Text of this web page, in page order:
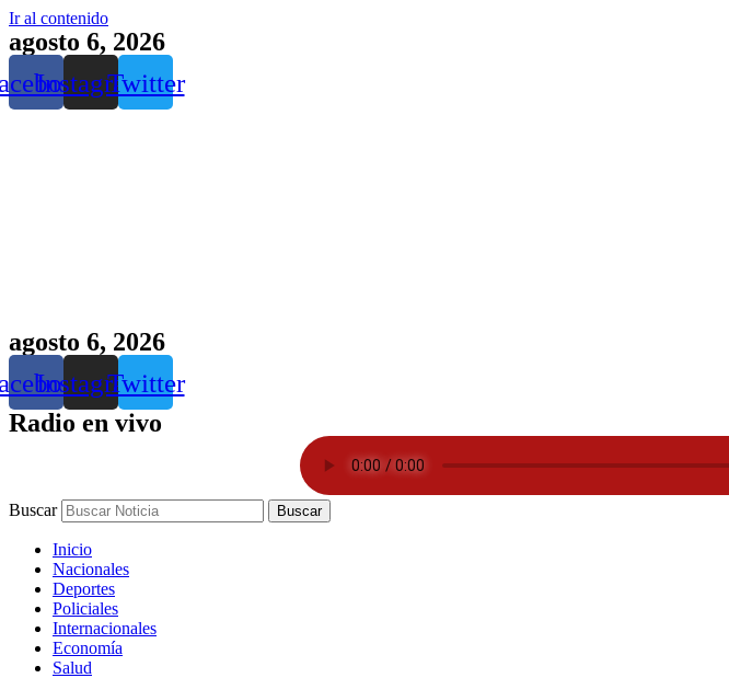
Ir al contenido
agosto 6, 2026
InstagramTwitter
agosto 6, 2026
InstagramTwitter
Radio en vivo
Buscar Buscar
Inicio
Nacionales
Deportes
Policiales
Internacionales
Economía
Salud